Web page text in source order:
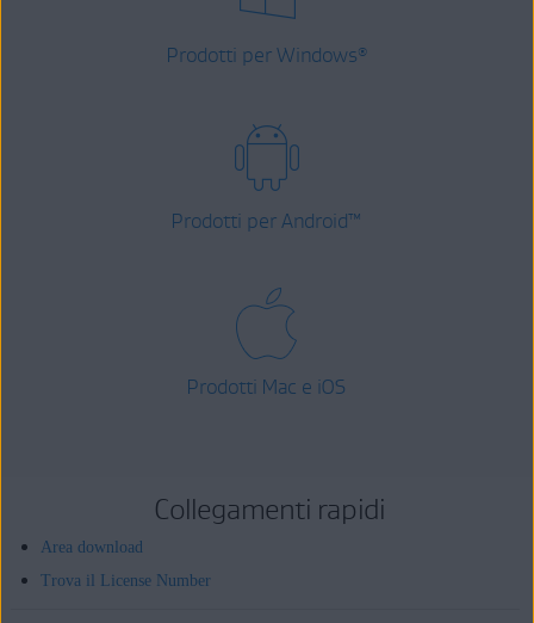
Prodotti per Windows®
Prodotti per Android™
Prodotti Mac e iOS
Collegamenti rapidi
Area download
Trova il License Number